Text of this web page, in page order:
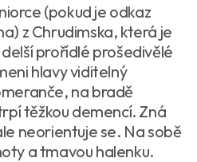
(pokud je odkaz
z Chrudimska, která je
prořídlé prošedivělé
hlavy viditelný
na bradě
těžkou demencí. Zná
neorientuje se. Na sobě
a tmavou halenku.